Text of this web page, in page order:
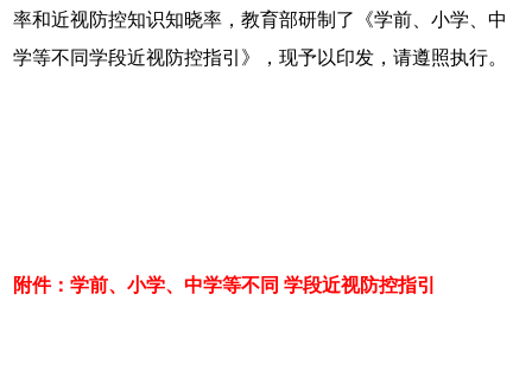
率和近视防控知识知晓率，教育部研制了《学前、小学、中
学等不同学段近视防控指引》，现予以印发，请遵照执行。
附件：学前、小学、中学等不同 学段近视防控指引